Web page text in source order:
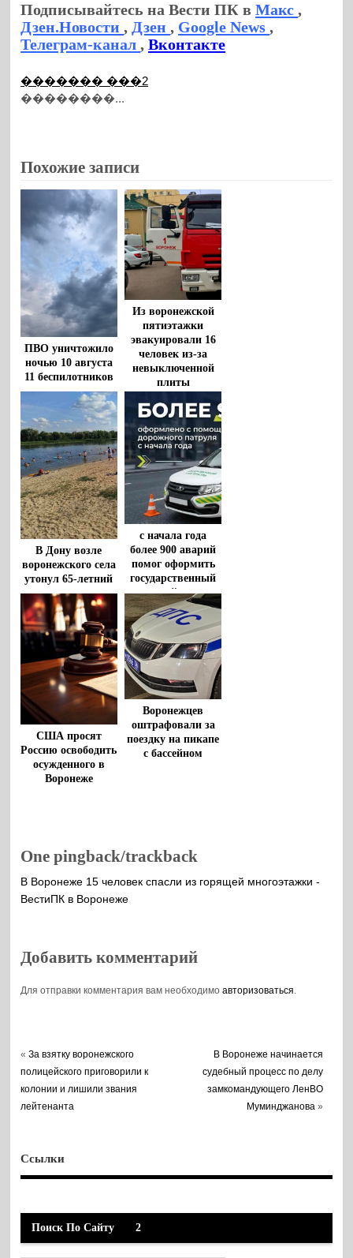
Подписывайтесь на Вести ПК вМакс,
Дзен.Новости, Дзен, Google News,
Телеграм-канал,Вконтакте
������� ���2
��������...
Похожие записи
ПВО уничтожило
ночью 10 августа
11 беспилотников
в Воронежской
области
Из воронежской
пятиэтажки
эвакуировали 16
человек из-за
невыключенной
плиты
В Дону возле
воронежского села
утонул 65-летний
мужчина
с начала года
более 900 аварий
помог оформить
государственный
дорожный патруль
США просят
Россию освободить
осужденного в
Воронеже
Воронежцев
оштрафовали за
поездку на пикапе
с бассейном
One pingback/trackback
В Воронеже 15 человек спасли из горящей многоэтажки -
ВестиПК в Воронеже
Добавить комментарий
Для отправки комментария вам необходимоавторизоваться
«За взятку воронежского
полицейского приговорили к
колонии и лишили звания
лейтенанта
В Воронеже начинается
судебный процесс по делу
замкомандующего ЛенВО
Муминджанова »
Ссылки
Поиск По Сайту 2